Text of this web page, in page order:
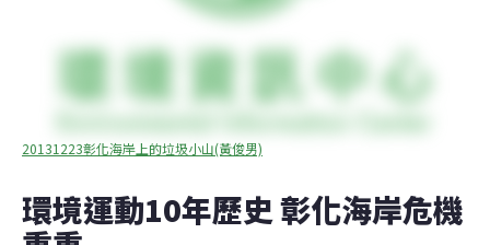
20131223彰化海岸上的垃圾小山(黃俊男)
環境運動10年歷史 彰化海岸危機